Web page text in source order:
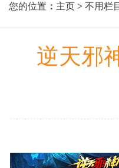
您的位置 ： 主页 > 不用栏
逆天邪